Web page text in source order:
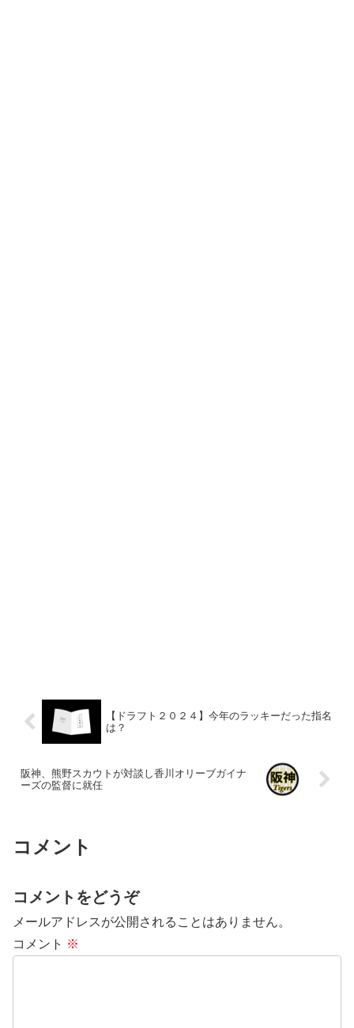
【ドラフト２０２４】今年のラッキーだった指名
は？
阪神、熊野スカウトが対談し香川オリーブガイナ
ーズの監督に就任
コメント
コメントをどうぞ
メールアドレスが公開されることはありません。
コメント ※